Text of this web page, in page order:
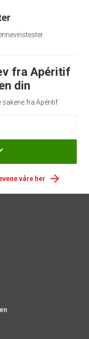
fra Apéritif
din
sakene fra Apéritif
våre her